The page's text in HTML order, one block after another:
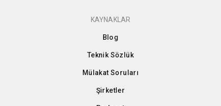
KAYNAKLAR
Blog
Teknik Sözlük
Mülakat Soruları
Şirketler